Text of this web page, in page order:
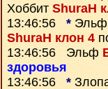
Хоббит ShuraH
13:46:56 * Эльф
ShuraH клон 4
13:46:56 Эльф
здоровья
13:46:56 *